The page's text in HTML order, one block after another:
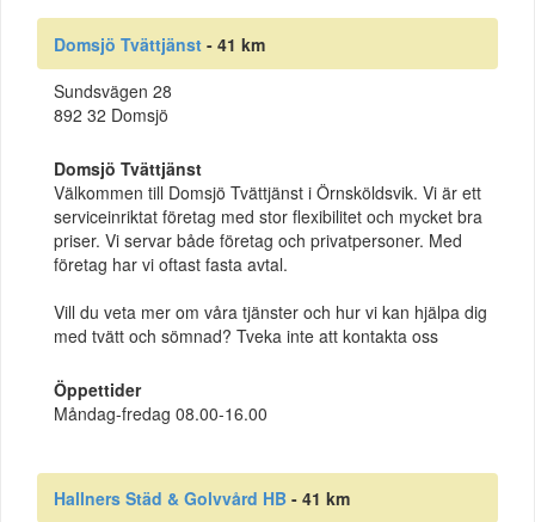
Domsjö Tvättjänst - 41 km
Sundsvägen 28
892 32 Domsjö
Domsjö Tvättjänst
Välkommen till Domsjö Tvättjänst i Örnsköldsvik. Vi är ett
serviceinriktat företag med stor flexibilitet och mycket bra
priser. Vi servar både företag och privatpersoner. Med
företag har vi oftast fasta avtal.
Vill du veta mer om våra tjänster och hur vi kan hjälpa dig
med tvätt och sömnad? Tveka inte att kontakta oss
Öppettider
Måndag-fredag 08.00-16.00
Hallners Städ & Golvvård HB - 41 km